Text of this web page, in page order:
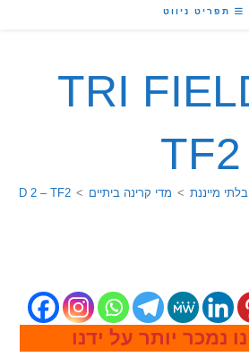
ניווט
TRI
> מדי קרינה ביתיים >
TRI FIELD 2 – TF2
יותר על ידנו